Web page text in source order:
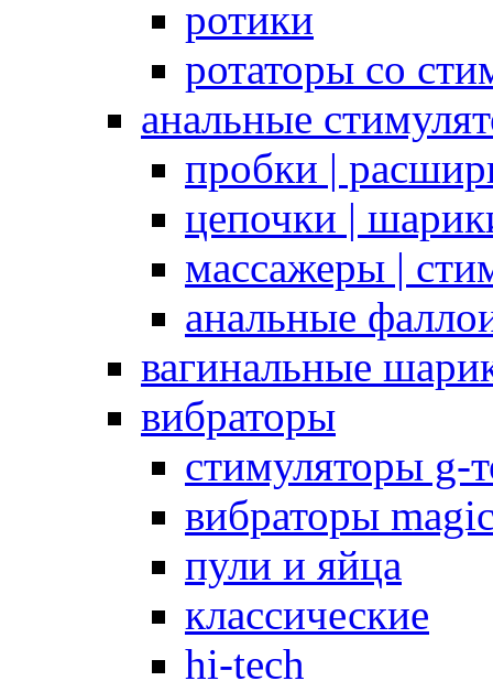
ротики
ротаторы со
анальные
пробки |
цепочки |
массажеры |
анальные
вагинальные
вибраторы
стимуляторы g-
вибраторы
пули и яйца
классические
hi-tech